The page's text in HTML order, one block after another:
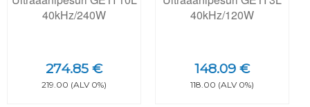
40kHz/240W
274.85 €
219.00 (ALV 0%)
40kHz/120W
148.09 €
118.00 (ALV 0%)